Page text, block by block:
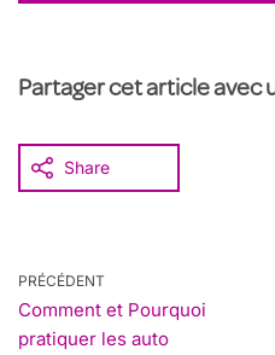
Partager cet article avec
Share
PRÉCÉDENT
Comment et Pourquoi
pratiquer les auto